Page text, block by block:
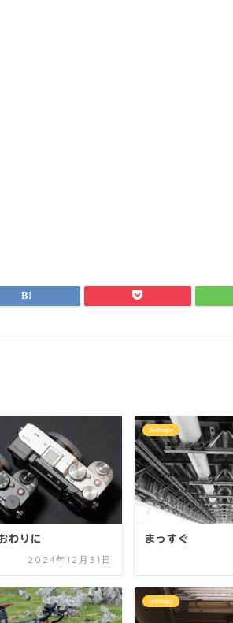
わりに
2024年12月31日
Soliloquy
まっすぐ
Soliloquy